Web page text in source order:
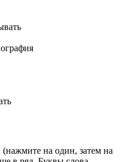
на один, затем на